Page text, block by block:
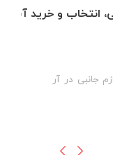
انتخاب و خرید
جانبی در آر